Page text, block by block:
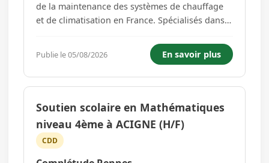
de la maintenance des systèmes de chauffage
et de climatisation en France. Spécialisés dans
des équipements de chauffage, de froid et de
ventilation auprès des particuliers et des
professionnels, nou...
Publie le 05/08/2026 En savoir plus
Soutien scolaire en Mathématiques
niveau 4ème à ACIGNE (H/F)
CDD